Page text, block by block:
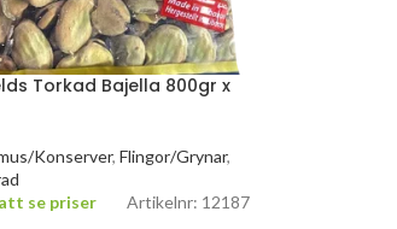
Torkad Bajella 800gr x
Konserver, Flingor/Grynar,
se priser
Artikelnr: 12187